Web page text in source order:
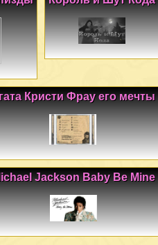
Кристи Фрау его мечты
Jackson Baby Be Mine